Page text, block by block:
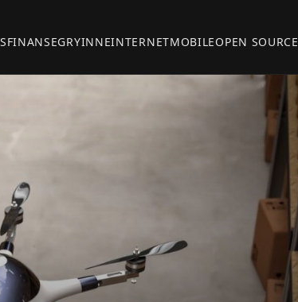
FINANSEGRYINNEINTERNETMOBILEOPEN SOURCE